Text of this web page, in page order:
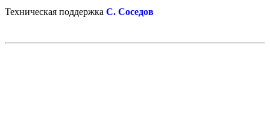
Техническая поддержка С. Соседов